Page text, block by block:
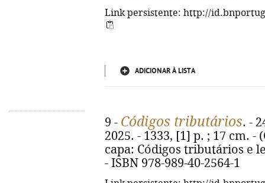
Link persistente: http://
ADICIONAR À LISTA
9 - Códigos tributários. -
2025. - 1333, [1] p. ; 17 cm. -
capa: Códigos tributários e
- ISBN 978-989-40-2564-1